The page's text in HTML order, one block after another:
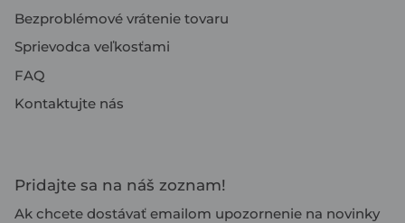
Bezproblémové vrátenie tovaru
Sprievodca veľkosťami
FAQ
Kontaktujte nás
Pridajte sa na náš zoznam!
Ak chcete dostávať emailom upozornenie na novinky